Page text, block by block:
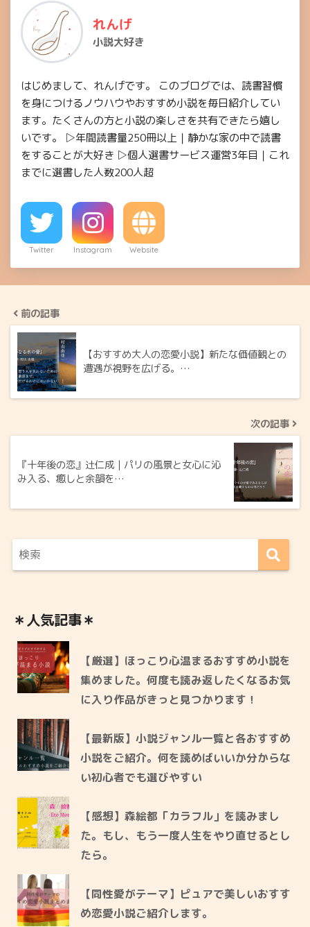
れんげ
小説大好き
はじめまして、れんげです。 このブログでは、読書習慣
を身につけるノウハウやおすすめ小説を毎日紹介してい
ます。たくさんの方と小説の楽しさを共有できたら嬉し
いです。 ▷年間読書量250冊以上｜静かな家の中で読書
をすることが大好き ▷個人選書サービス運営3年目｜これ
までに選書した人数200人超
Twitter Instagram Website
前の記事
【おすすめ大人の恋愛小説】新たな価値観との
遭遇が視野を広げる。…
次の記事
『十年後の恋』辻仁成｜パリの風景と女心に沁
み入る、癒しと余韻を…
＊人気記事＊
【厳選】ほっこり心温まるおすすめ小説を
集めました。何度も読み返したくなるお気
に入り作品がきっと見つかります！
【最新版】小説ジャンル一覧と各おすすめ
小説をご紹介。何を読めばいいか分からな
い初心者でも選びやすい
【感想】森絵都「カラフル」を読みまし
た。もし、もう一度人生をやり直せるとし
たら。
【同性愛がテーマ】ピュアで美しいおすす
め恋愛小説ご紹介します。